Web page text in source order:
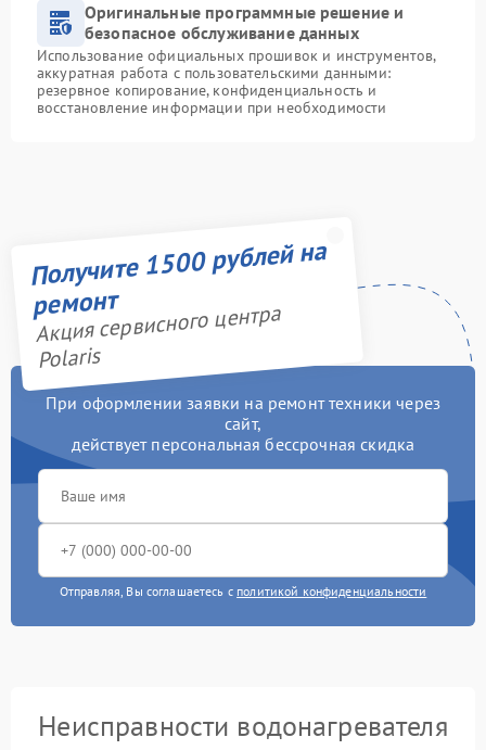
Оригинальные программные решение и
безопасное обслуживание данных
Использование официальных прошивок и инструментов,
аккуратная работа с пользовательскими данными:
резервное копирование, конфиденциальность и
восстановление информации при необходимости
Получите 1500 рублей на
ремонт
Акция сервисного центра
Polaris
При оформлении заявки на ремонт техники через
сайт,
действует персональная бессрочная скидка
Отправляя, Вы соглашаетесь с политикой конфиденциальности
Неисправности водонагревателя